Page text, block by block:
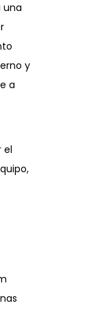
una
y
a
el